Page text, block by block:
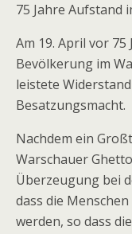
75 Jahre Aufstand
Am 19. April vor
Bevölkerung im
leistete
Besatzungsmacht.
Nachdem ein
Warschauer
Überzeugung bei
dass die
werden, so dass